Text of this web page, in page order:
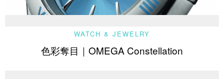
WATCH & JEWELRY
色彩奪目｜OMEGA Constellation